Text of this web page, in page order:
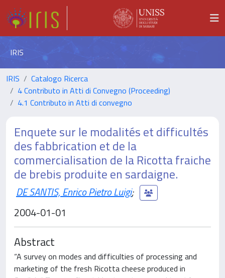
IRIS
IRIS
Catalogo Ricerca
4 Contributo in Atti di Convegno (Proceeding)
4.1 Contributo in Atti di convegno
Enquete sur le modalités et difficultés
des fabbrication et de la
commercialisation de la Ricotta fraiche
de brebis produite en sardaigne.
DE SANTIS, Enrico Pietro Luigi;
2004-01-01
Abstract
“A survey on modes and difficulties of processing and
marketing of the fresh Ricotta cheese produced in